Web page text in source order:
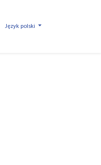
Język polski